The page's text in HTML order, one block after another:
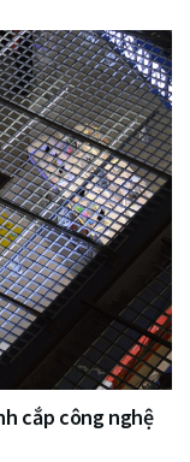
cắp công nghệ